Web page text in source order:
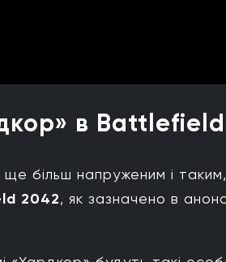
в
більш напруженим і
2042, як зазначено в